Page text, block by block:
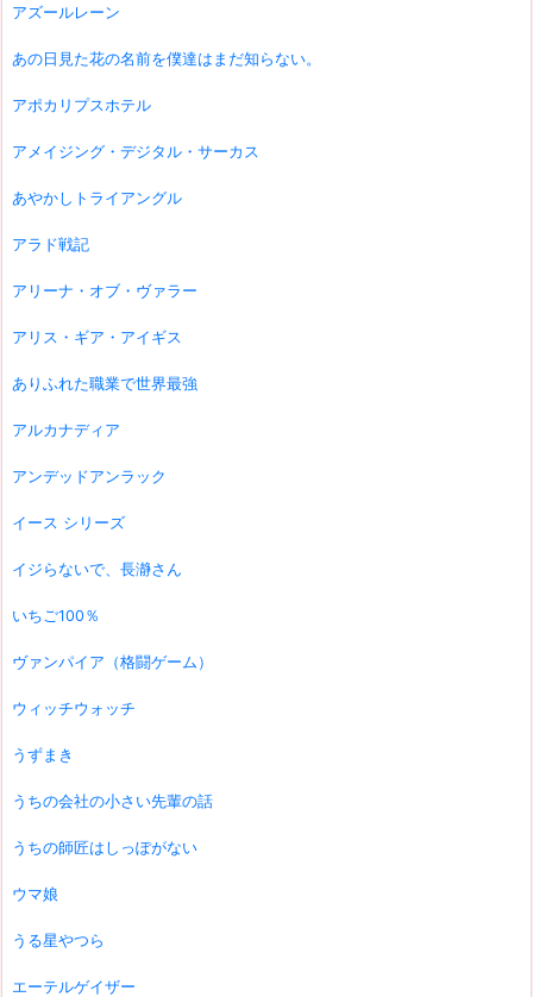
アズールレーン
あの日見た花の名前を僕達はまだ知らない。
アポカリプスホテル
アメイジング・デジタル・サーカス
あやかしトライアングル
アラド戦記
アリーナ・オブ・ヴァラー
アリス・ギア・アイギス
ありふれた職業で世界最強
アルカナディア
アンデッドアンラック
イース シリーズ
イジらないで、長瀞さん
いちご100％
ヴァンパイア（格闘ゲーム）
ウィッチウォッチ
うずまき
うちの会社の小さい先輩の話
うちの師匠はしっぽがない
ウマ娘
うる星やつら
エーテルゲイザー